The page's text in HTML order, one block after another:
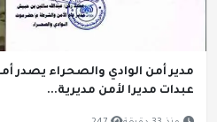
مدير أمن الوادي والصحراء يصدر
عبدات مديرا لأمن مديرية...